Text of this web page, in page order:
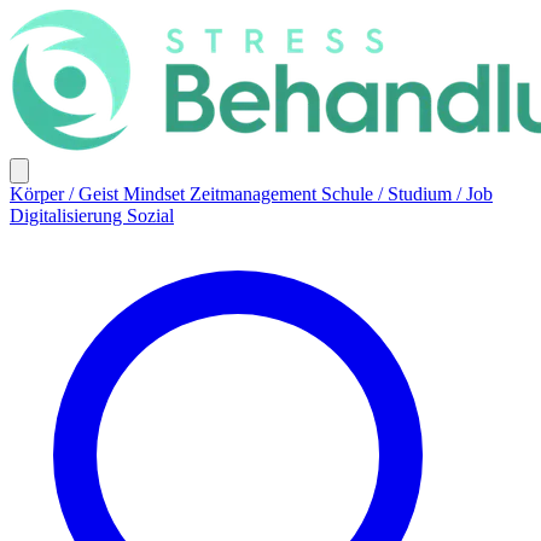
Körper / Geist Mindset Zeitmanagement Schule / Studium / Job
Digitalisierung Sozial